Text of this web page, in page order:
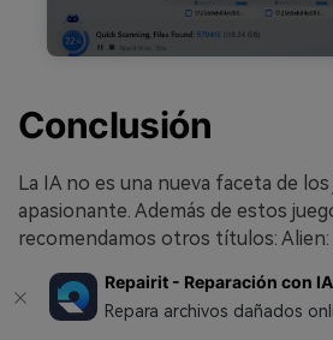
Repairit - Reparación con IA
Repara archivos dañados
Conclusión
La IA no es una nueva faceta de
apasionante. Además de estos
recomendamos otros títulos:
Redemption 2. No existe ningún
cualquiera de los dos. Si pierdes